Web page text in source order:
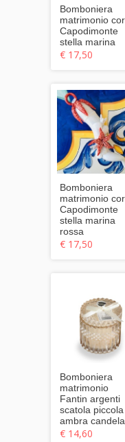
Bomboniera
matrimonio
Capodimonte
stella marina
€ 17,50
Bomboniera
matrimonio
Capodimonte
stella marina
rossa
€ 17,50
Bomboniera
matrimonio
Fantin argenti
scatola piccola
ambra candela
€ 14,60